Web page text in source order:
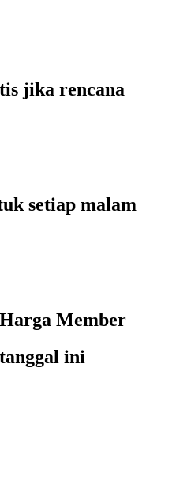
jika rencana
setiap malam
Member
ini